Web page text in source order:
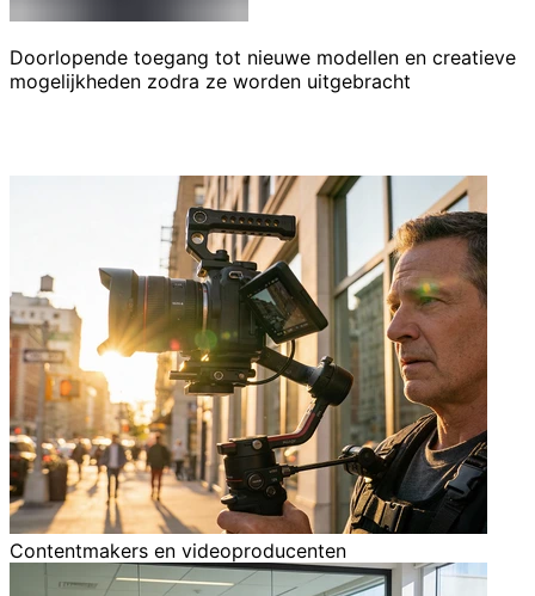
Doorlopende toegang tot nieuwe modellen en creatieve
mogelijkheden zodra ze worden uitgebracht
Contentmakers en videoproducenten